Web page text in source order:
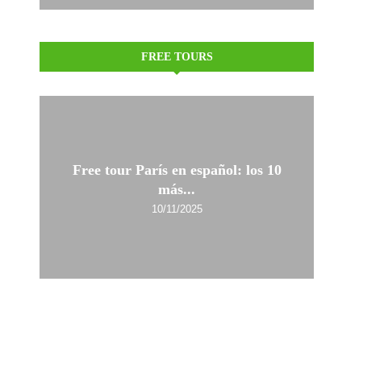
FREE TOURS
Free tour París en español: los 10
más...
10/11/2025